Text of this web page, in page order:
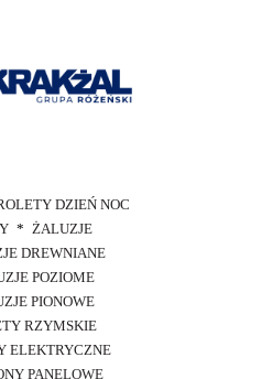
DZIEŃ NOC
ŻALUZJE
DREWNIANE
POZIOME
PIONOWE
RZYMSKIE
ELEKTRYCZNE
PANELOWE